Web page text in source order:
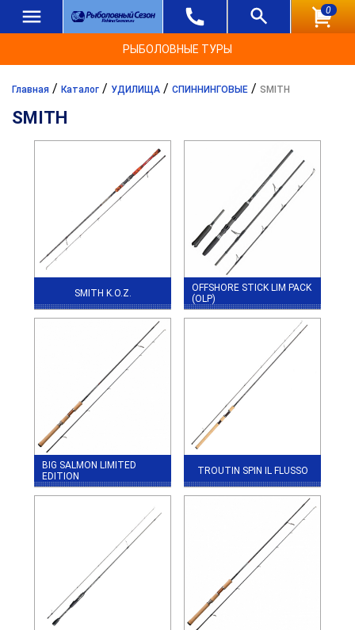
0
РЫБОЛОВНЫЕ ТУРЫ
Главная / Каталог / УДИЛИЩА / СПИННИНГОВЫЕ / SMITH
SMITH
SMITH K.O.Z.
OFFSHORE STICK LIM PACK
(OLP)
BIG SALMON LIMITED
EDITION
TROUTIN SPIN IL FLUSSO